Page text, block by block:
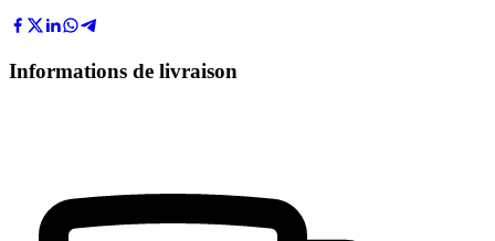
Informations de livraison